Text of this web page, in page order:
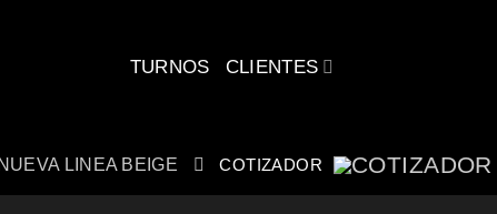
TURNOS CLIENTES
NUEVA LINEA BEIGE COTIZADOR